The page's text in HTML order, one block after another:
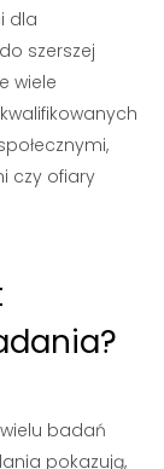
dla
szerszej
wiele
czy ofiary
badań
pokazują,